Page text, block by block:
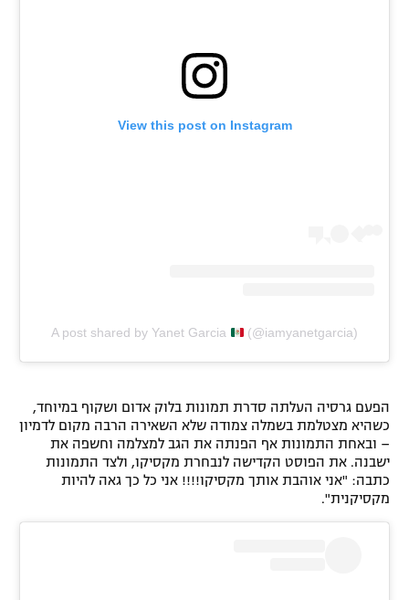
View this post on Instagram
A post shared by Yanet Garcia (@iamyanetgarcia)
הפעם גרסיה העלתה סדרת תמונות בלוק אדום ושקוף במיוחד,
כשהיא מצטלמת בשמלה צמודה שלא השאירה הרבה מקום לדמיון
– ובאחת התמונות אף הפנתה את הגב למצלמה וחשפה את
ישבנה. את הפוסט הקדישה לנבחרת מקסיקו, ולצד התמונות
כתבה: "אני אוהבת אותך מקסיקו!!!! אני כל כך גאה להיות
מקסיקנית".